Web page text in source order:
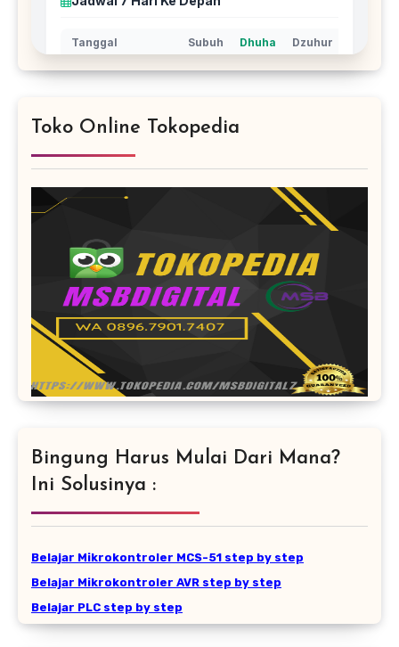
Toko Online Tokopedia
Bingung Harus Mulai Dari Mana?
Ini Solusinya :
Belajar Mikrokontroler MCS-51 step by step
Belajar Mikrokontroler AVR step by step
Belajar PLC step by step